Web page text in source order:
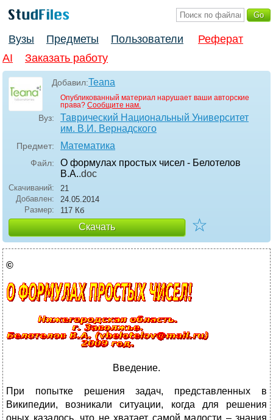
Вузы Предметы Пользователи
Реферат
AI
Заказать работу
Добавил:Teana
Опубликованный материал нарушает ваши авторские
права? Сообщите нам.
Вуз:
Таврический Национальный Университет
им. В.И. Вернадского
Предмет: Математика
Файл:
О формулах простых чисел - Белотелов
В.А..doc
Скачиваний:
21
Добавлен:
24.05.2014
Размер:
117 Кб
Скачать ☆
©
Введение.
При попытке решения задач, представленных в
Википедии, возникали ситуации, когда для решения